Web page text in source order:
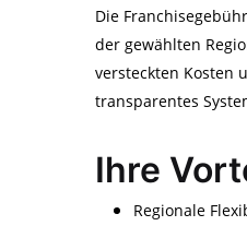
Die
der gewählten
versteckten Kosten
transparentes
Ihre
Regionale